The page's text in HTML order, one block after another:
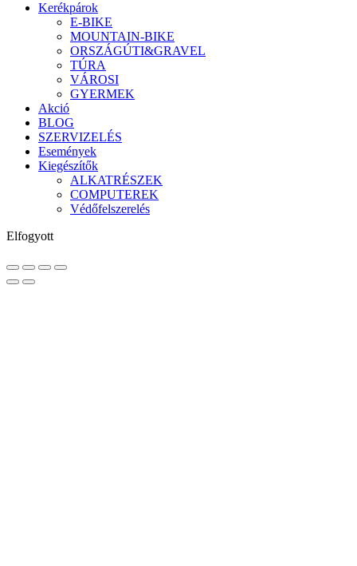
Kerékpárok
E-BIKE
MOUNTAIN-BIKE
ORSZÁGÚTI&GRAVEL
TÚRA
VÁROSI
GYERMEK
Akció
BLOG
SZERVIZELÉS
Események
Kiegészítők
ALKATRÉSZEK
COMPUTEREK
Védőfelszerelés
Elfogyott